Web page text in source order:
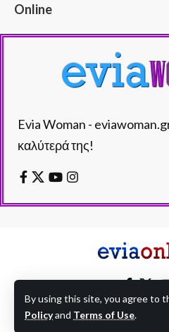
By using this site, you agree to
Policyand Terms of Use.
Online
Evia Woman -
καλύτερά της!
EVIAONLINE ©